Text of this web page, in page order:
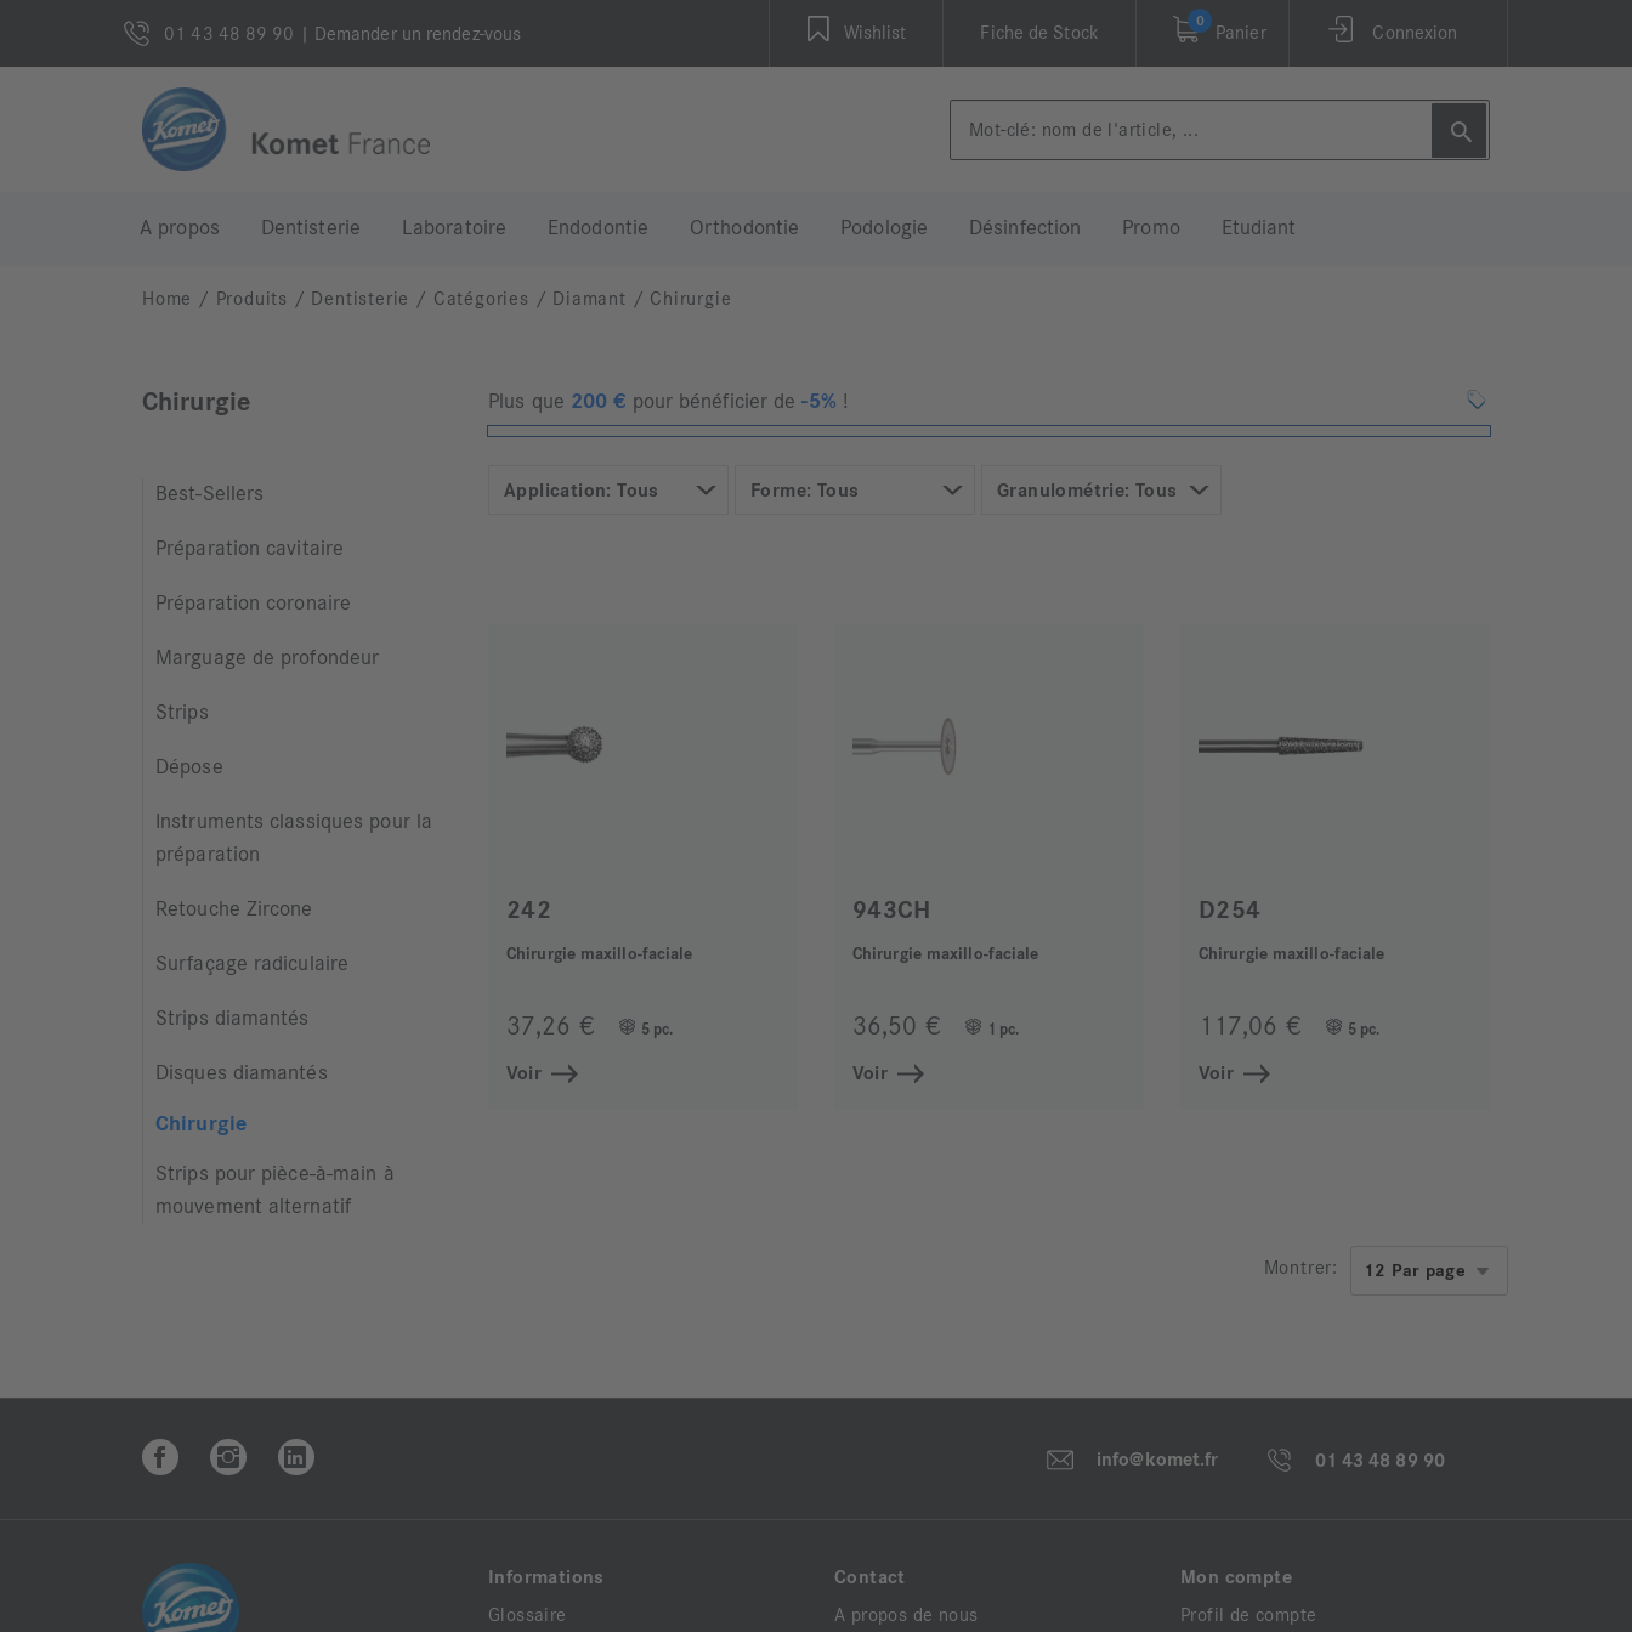
01 43 48 89 90 | Demander un rendez-vous Wishlist Fiche de Stock
0
Panier Connexion
A propos Dentisterie Laboratoire Endodontie Orthodontie Podologie Désinfection Promo Etudiant
Home / Produits / Dentisterie / Catégories / Diamant / Chirurgie
Chirurgie
Best-Sellers
Préparation cavitaire
Préparation coronaire
Marguage de profondeur
Strips
Dépose
Instruments classiques pour la
préparation
Retouche Zircone
Surfaçage radiculaire
Strips diamantés
Disques diamantés
Chirurgie
Strips pour pièce-à-main à
mouvement alternatif
Plus que 200 € pour bénéficier de-5% !
Application: Tous Forme: Tous Granulométrie: Tous
242
Chirurgie maxillo-faciale
37,26 € 5 pc.
Voir
943CH
Chirurgie maxillo-faciale
36,50 € 1 pc.
Voir
D254
Chirurgie maxillo-faciale
117,06 € 5 pc.
Voir
Montrer:
info@komet.fr 01 43 48 89 90
Informations
Glossaire
Contact
A propos de nous
Mon compte
Profil de compte